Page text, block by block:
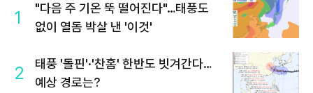
1
"다음 주 기온 뚝 떨어진다"…태풍도
없이 열돔 박살 낸 '이것'
2
태풍 '돌핀'·'찬홈' 한반도 빗겨간다…
예상 경로는?